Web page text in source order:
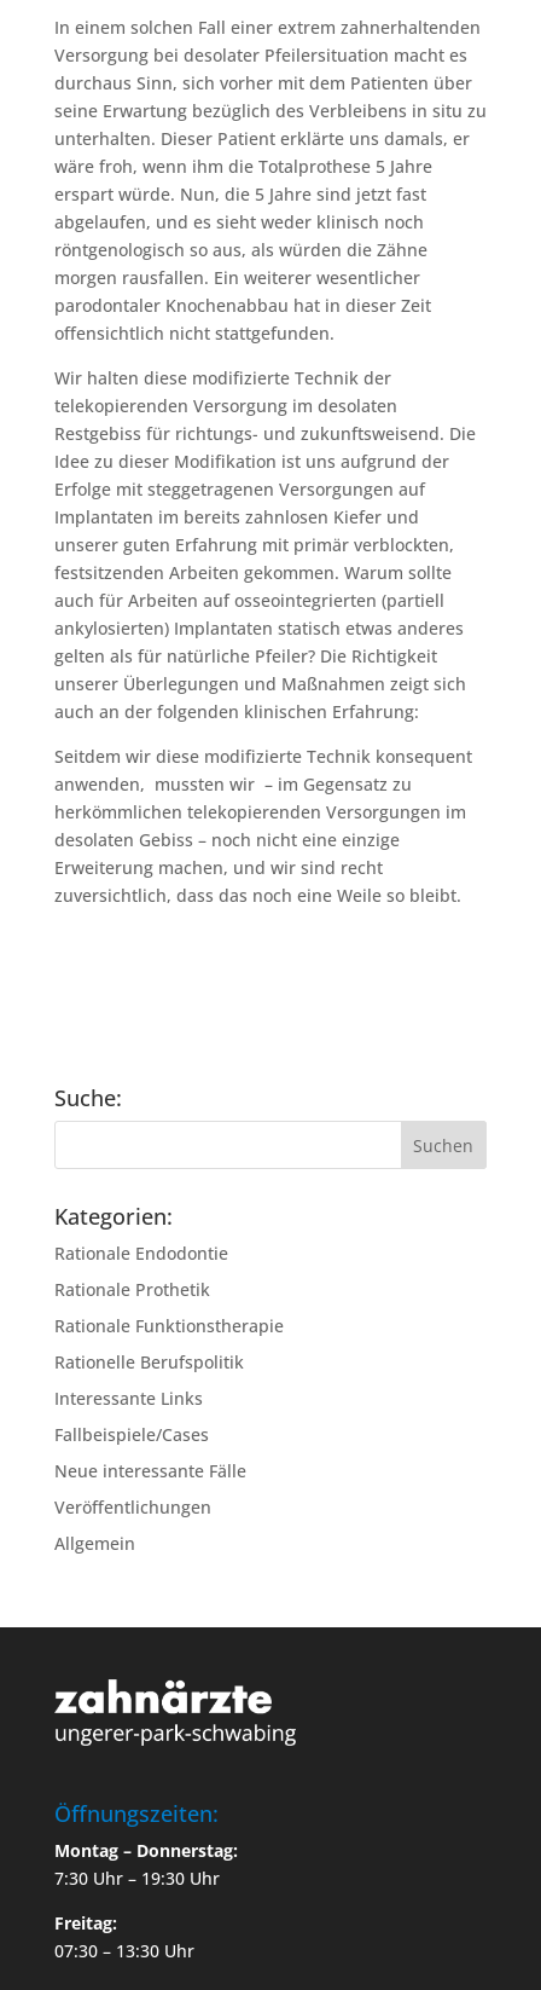
In einem solchen Fall einer extrem zahnerhaltenden
Versorgung bei desolater Pfeilersituation macht es
durchaus Sinn, sich vorher mit dem Patienten über
seine Erwartung bezüglich des Verbleibens in situ zu
unterhalten. Dieser Patient erklärte uns damals, er
wäre froh, wenn ihm die Totalprothese 5 Jahre
erspart würde. Nun, die 5 Jahre sind jetzt fast
abgelaufen, und es sieht weder klinisch noch
röntgenologisch so aus, als würden die Zähne
morgen rausfallen. Ein weiterer wesentlicher
parodontaler Knochenabbau hat in dieser Zeit
offensichtlich nicht stattgefunden.
Wir halten diese modifizierte Technik der
telekopierenden Versorgung im desolaten
Restgebiss für richtungs- und zukunftsweisend. Die
Idee zu dieser Modifikation ist uns aufgrund der
Erfolge mit steggetragenen Versorgungen auf
Implantaten im bereits zahnlosen Kiefer und
unserer guten Erfahrung mit primär verblockten,
festsitzenden Arbeiten gekommen. Warum sollte
auch für Arbeiten auf osseointegrierten (partiell
ankylosierten) Implantaten statisch etwas anderes
gelten als für natürliche Pfeiler? Die Richtigkeit
unserer Überlegungen und Maßnahmen zeigt sich
auch an der folgenden klinischen Erfahrung:
Seitdem wir diese modifizierte Technik konsequent
anwenden, mussten wir – im Gegensatz zu
herkömmlichen telekopierenden Versorgungen im
desolaten Gebiss – noch nicht eine einzige
Erweiterung machen, und wir sind recht
zuversichtlich, dass das noch eine Weile so bleibt.
Suche:
Kategorien:
Rationale Endodontie
Rationale Prothetik
Rationale Funktionstherapie
Rationelle Berufspolitik
Interessante Links
Fallbeispiele/Cases
Neue interessante Fälle
Veröffentlichungen
Allgemein
Öffnungszeiten:
Montag – Donnerstag:
7:30 Uhr – 19:30 Uhr
Freitag:
07:30 – 13:30 Uhr